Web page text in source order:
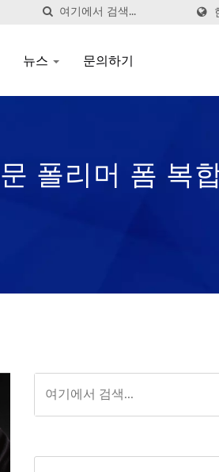
뉴스 문의하기
폴리머 폼 복